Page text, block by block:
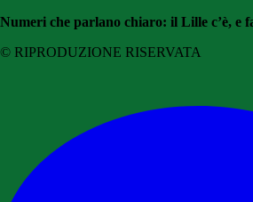
Numeri che parlano chiaro: il Lille c’è, e
© RIPRODUZIONE RISERVATA